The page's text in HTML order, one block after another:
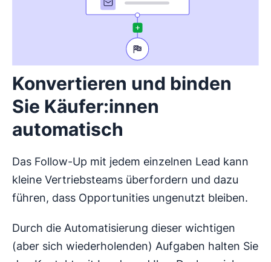
Konvertieren und binden
Sie Käufer:innen
automatisch
Das Follow-Up mit jedem einzelnen Lead kann
kleine Vertriebsteams überfordern und dazu
führen, dass Opportunities ungenutzt bleiben.
Durch die Automatisierung dieser wichtigen
(aber sich wiederholenden) Aufgaben halten Sie